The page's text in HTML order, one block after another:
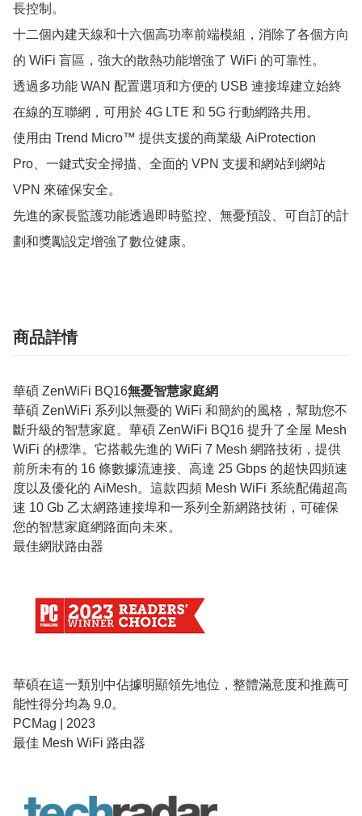
長控制。
十二個內建天線和十六個高功率前端模組，消除了各個方向
的 WiFi 盲區，強大的散熱功能增強了 WiFi 的可靠性。
透過多功能 WAN 配置選項和方便的 USB 連接埠建立始終
在線的互聯網，可用於 4G LTE 和 5G 行動網路共用。
使用由 Trend Micro™ 提供支援的商業級 AiProtection
Pro、一鍵式安全掃描、全面的 VPN 支援和網站到網站
VPN 來確保安全。
先進的家長監護功能透過即時監控、無憂預設、可自訂的計
劃和獎勵設定增強了數位健康。
商品詳情
華碩 ZenWiFi BQ16無憂智慧家庭網
華碩 ZenWiFi 系列以無憂的 WiFi 和簡約的風格，幫助您不
斷升級的智慧家庭。華碩 ZenWiFi BQ16 提升了全屋 Mesh
WiFi 的標準。它搭載先進的 WiFi 7 Mesh 網路技術，提供
前所未有的 16 條數據流連接、高達 25 Gbps 的超快四頻速
度以及優化的 AiMesh。這款四頻 Mesh WiFi 系統配備超高
速 10 Gb 乙太網路連接埠和一系列全新網路技術，可確保
您的智慧家庭網路面向未來。
最佳網狀路由器
華碩在這一類別中佔據明顯領先地位，整體滿意度和推薦可
能性得分均為 9.0。
PCMag | 2023
最佳 Mesh WiFi 路由器